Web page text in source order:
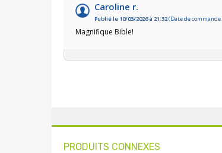
Caroline r.
Publié le 10/03/2026 à 21:32(Date de commande
Magnifique Bible!
PRODUITS CONNEXES